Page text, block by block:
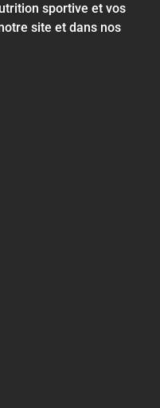
sportive et vos
site et dans nos